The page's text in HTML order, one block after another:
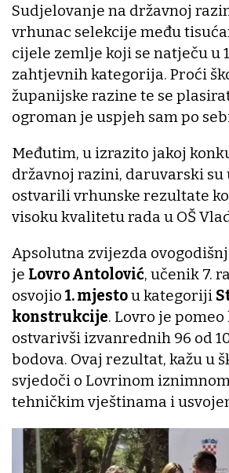
Sudjelovanje na državnoj
vrhunac selekcije među
cijele zemlje koji se natječu u
zahtjevnih kategorija. Proći
županijske razine te se
ogroman je uspjeh sam po
Međutim, u izrazito jakoj
državnoj razini, daruvarski su
ostvarili vrhunske rezultate
visoku kvalitetu rada u OŠ
Apsolutna zvijezda
je Lovro Antolović, učenik 7.
osvojio1. mjestou kategoriji
konstrukcije. Lovro je
ostvarivši izvanrednih 96 od
bodova. Ovaj rezultat, kažu u
svjedoči o Lovrinom
tehničkim vještinama i